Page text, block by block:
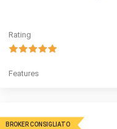
Rating
Features
BROKER CONSIGLIATO